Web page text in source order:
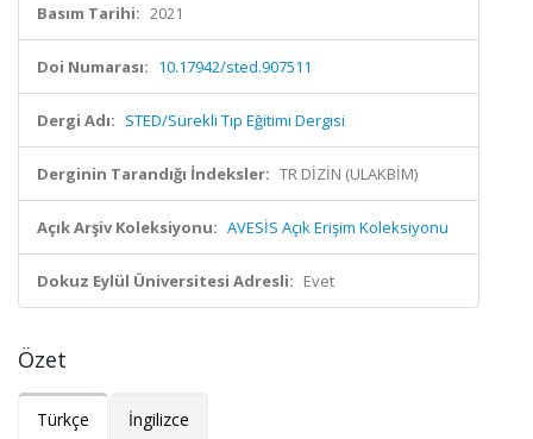
Basım Tarihi: 2021
Doi Numarası: 10.17942/sted.907511
Dergi Adı: STED/Sürekli Tıp Eğitimi Dergisi
Derginin Tarandığı İndeksler: TR DİZİN (ULAKBİM)
Açık Arşiv Koleksiyonu: AVESİS Açık Erişim Koleksiyonu
Dokuz Eylül Üniversitesi Adresli: Evet
Özet
Türkçe İngilizce